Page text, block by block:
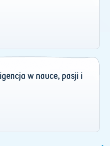
w nauce, pasji i